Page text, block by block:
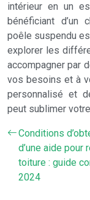
intérieur en un
bénéficiant d’un
poêle suspendu
explorer les
accompagner par
vos besoins et à
personnalisé et
peut sublimer
Conditions
d’une aide pour
toiture : guide
2024